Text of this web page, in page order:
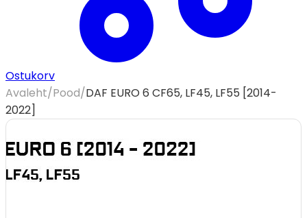
Ostukorv
Avaleht/Pood/DAF EURO 6 CF65, LF45, LF55 [2014-
2022]